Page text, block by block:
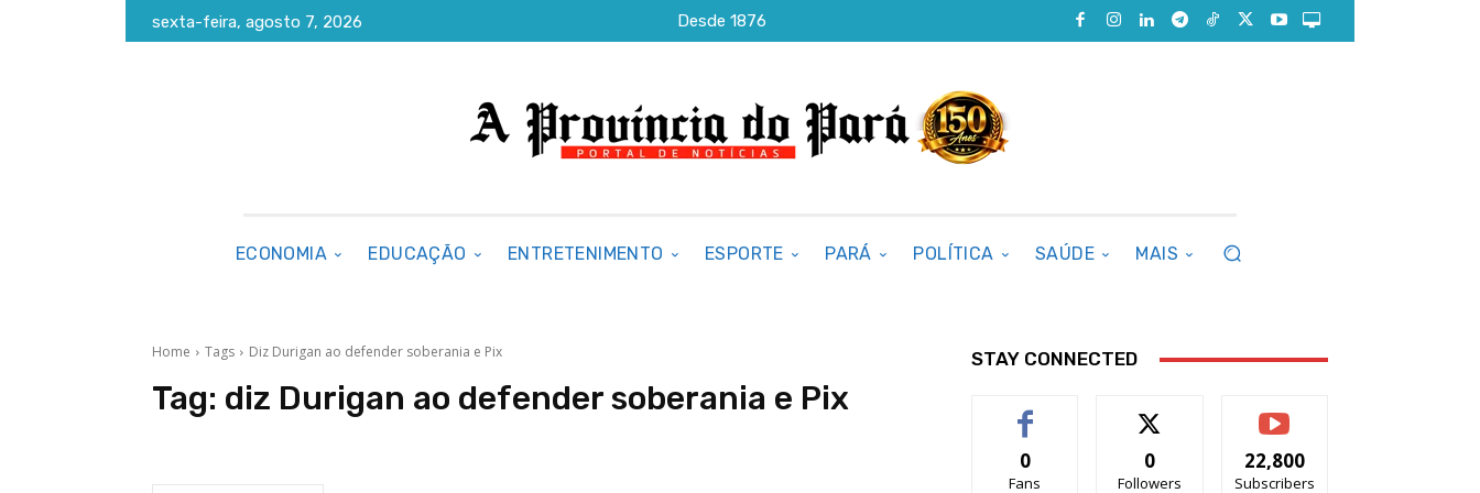
sexta-feira, agosto 7, 2026 Desde 1876
ECONOMIA EDUCAÇÃO ENTRETENIMENTO ESPORTE PARÁ POLÍTICA SAÚDE MAIS
Home Tags Diz Durigan ao defender soberania e Pix
Tag: diz Durigan ao defender soberania e Pix
STAY CONNECTED
0
Fans
0
Followers
22,800
Subscribers